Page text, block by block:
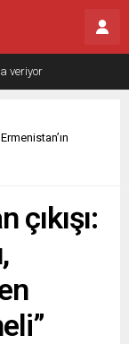
veriyor
çıkışı: